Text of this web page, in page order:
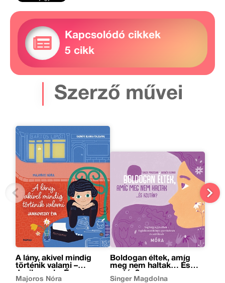
Kapcsolódó cikkek
5 cikk
Szerző művei
A lány, akivel mindig
történik valami –
Janikovszky Éva
Majoros Nóra
Boldogan éltek, amíg
meg nem haltak… És
azután?
Singer Magdolna